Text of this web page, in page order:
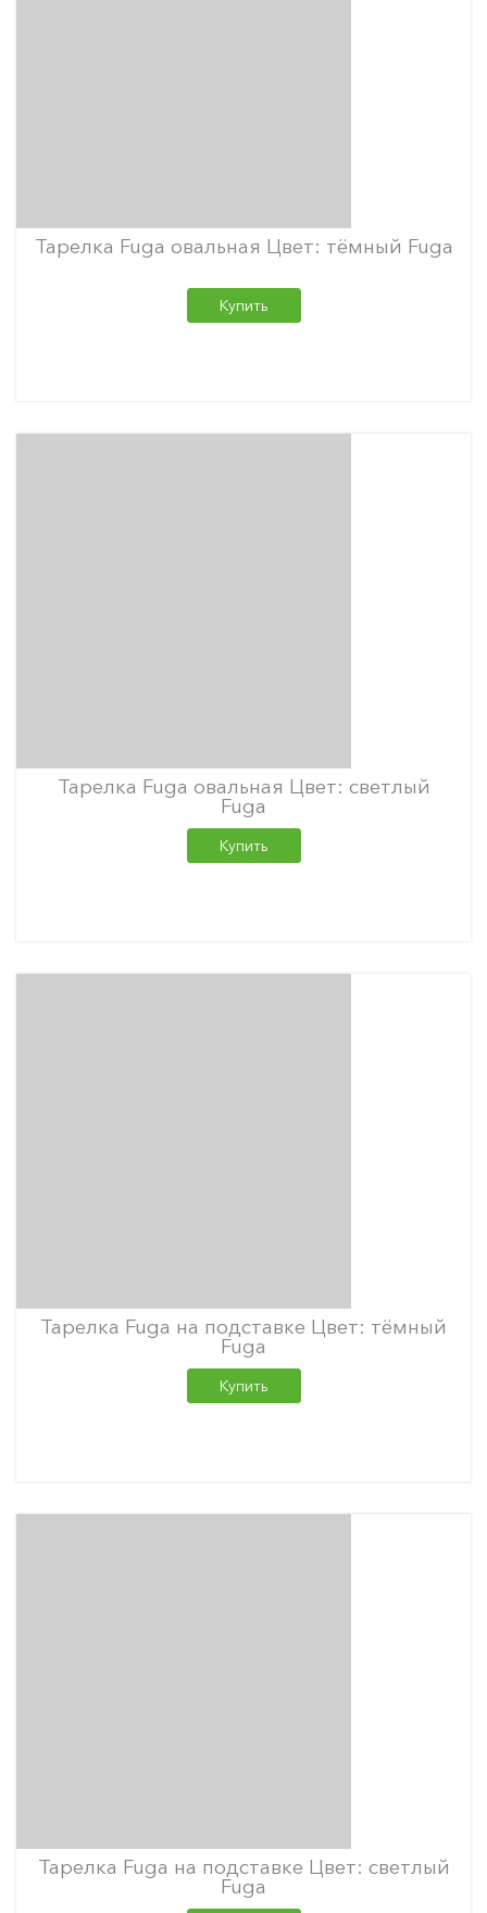
Тарелка Fuga овальная Цвет: тёмный Fuga
Купить
Тарелка Fuga овальная Цвет: светлый
Fuga
Купить
Тарелка Fuga на подставке Цвет: тёмный
Fuga
Купить
Тарелка Fuga на подставке Цвет: светлый
Fuga